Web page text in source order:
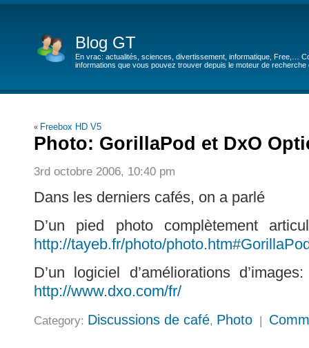
Blog GT
En vrac: actualités, sciences, divertissement, informatique, Free,…
informations que vous pouvez trouver depuis le moteur de recherche
« Freebox HD V5
Photo: GorillaPod et DxO
3rd octobre 2006, 10:40 pm
Dans les derniers cafés, on a parlé
D’un pied photo complètement
http://tayeb.fr/photo/
D’un logiciel d’améliorations
http://www.dxo.com/fr/
Category: Discussions de café, Photo |